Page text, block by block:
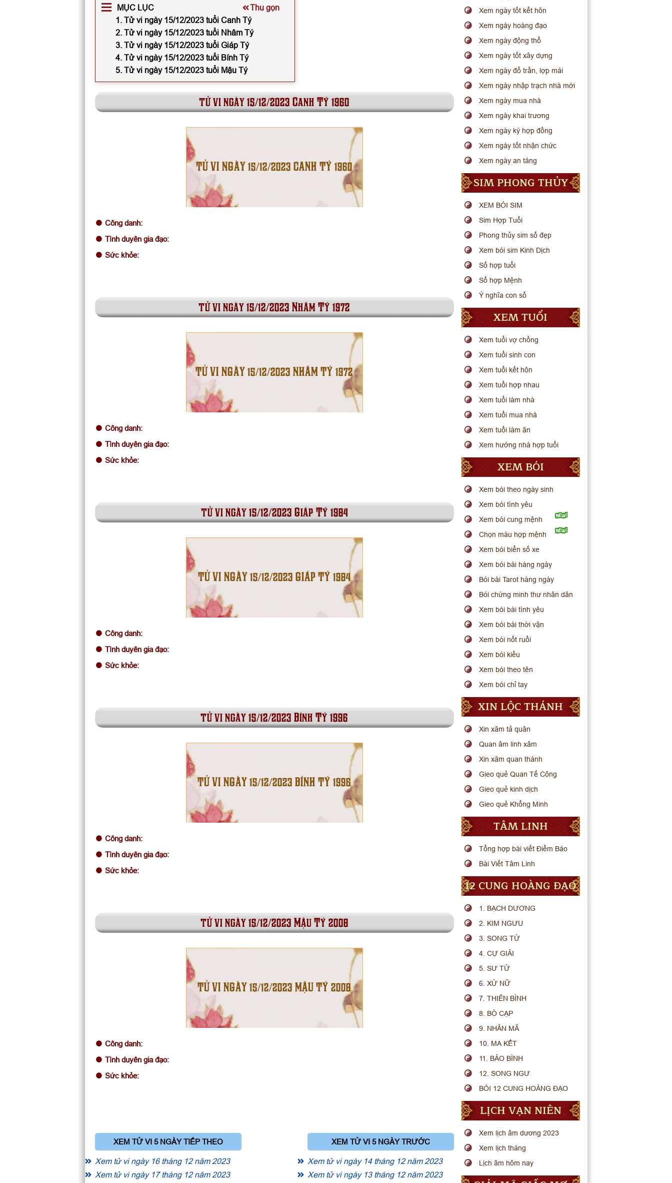
MỤC LỤC
Thu gọn
1. Tử vi ngày 15/12/2023 tuổi Canh Tý
2. Tử vi ngày 15/12/2023 tuổi Nhâm Tý
3. Tử vi ngày 15/12/2023 tuổi Giáp Tý
4. Tử vi ngày 15/12/2023 tuổi Bính Tý
5. Tử vi ngày 15/12/2023 tuổi Mậu Tý
tử vi ngày 15/12/2023 Canh Tý 1960
TỬ VI NGÀY 15/12/2023 CANH TÝ 1960
Công danh:
Tình duyên gia đạo:
Sức khỏe:
tử vi ngày 15/12/2023 Nhâm Tý 1972
TỬ VI NGÀY 15/12/2023 NHÂM TÝ 1972
Công danh:
Tình duyên gia đạo:
Sức khỏe:
tử vi ngày 15/12/2023 Giáp Tý 1984
TỬ VI NGÀY 15/12/2023 GIÁP TÝ 1984
Công danh:
Tình duyên gia đạo:
Sức khỏe:
tử vi ngày 15/12/2023 Bính Tý 1996
TỬ VI NGÀY 15/12/2023 BÍNH TÝ 1996
Công danh:
Tình duyên gia đạo:
Sức khỏe:
tử vi ngày 15/12/2023 Mậu Tý 2008
TỬ VI NGÀY 15/12/2023 MẬU TÝ 2008
Công danh:
Tình duyên gia đạo:
Sức khỏe:
XEM TỬ VI 5 NGÀY TIẾP THEO
Xem tử vi ngày 16 tháng 12 năm 2023
Xem tử vi ngày 17 tháng 12 năm 2023
XEM TỬ VI 5 NGÀY TRƯỚC
Xem tử vi ngày 14 tháng 12 năm 2023
Xem tử vi ngày 13 tháng 12 năm 2023
Xem ngày tốt kết hôn
Xem ngày hoàng đạo
Xem ngày động thổ
Xem ngày tốt xây dựng
Xem ngày đổ trần, lợp mái
Xem ngày nhập trạch nhà mới
Xem ngày mua nhà
Xem ngày khai trương
Xem ngày ký hợp đồng
Xem ngày tốt nhận chức
Xem ngày an táng
SIM PHONG THỦY
XEM BÓI SIM
Sim Hợp Tuổi
Phong thủy sim số đẹp
Xem bói sim Kinh Dịch
Số hợp tuổi
Số hợp Mệnh
Ý nghĩa con số
XEM TUỔI
Xem tuổi vợ chồng
Xem tuổi sinh con
Xem tuổi kết hôn
Xem tuổi hợp nhau
Xem tuổi làm nhà
Xem tuổi mua nhà
Xem tuổi làm ăn
Xem hướng nhà hợp tuổi
XEM BÓI
Xem bói theo ngày sinh
Xem bói tình yêu
Xem bói cung mệnh
Chọn màu hợp mệnh
Xem bói biển số xe
Xem bói bài hàng ngày
Bói bài Tarot hàng ngày
Bói chứng minh thư nhân dân
Xem bói bài tình yêu
Xem bói bài thời vận
Xem bói nốt ruồi
Xem bói kiều
Xem bói theo tên
Xem bói chỉ tay
XIN LỘC THÁNH
Xin xăm tả quân
Quan âm linh xâm
Xin xăm quan thánh
Gieo quẻ Quan Tế Công
Gieo quẻ kinh dịch
Gieo quẻ Khổng Minh
TÂM LINH
Tổng hợp bài viết Điềm Báo
Bài Viết Tâm Linh
12 CUNG HOÀNG ĐẠO
1. BẠCH DƯƠNG
2. KIM NGƯU
3. SONG TỬ
4. CỰ GIẢI
5. SƯ TỬ
6. XỬ NỮ
7. THIÊN BÌNH
8. BÒ CẠP
9. NHÂN MÃ
10. MA KẾT
11. BẢO BÌNH
12. SONG NGƯ
BÓI 12 CUNG HOÀNG ĐẠO
LỊCH VẠN NIÊN
Xem lịch âm dương 2023
Xem lịch tháng
Lịch âm hôm nay